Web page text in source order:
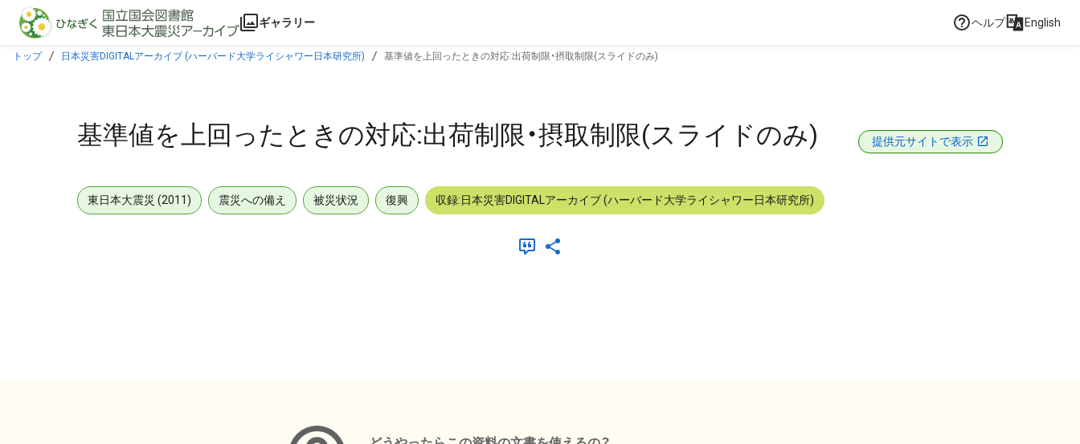
本文に飛ぶ
ギャラリー ヘルプ English
トップ 日本災害DIGITALアーカイブ (ハーバード大学ライシャワー日本研究所) 基準値を上回ったときの対応:出荷制限・摂取制限(スライドのみ)
基準値を上回ったときの対応:出荷制限・摂取制限(スライドのみ) 提供元サイトで表示
東日本大震災 (2011) 震災への備え 被災状況 復興 収録:日本災害DIGITALアーカイブ (ハーバード大学ライシャワー日本研究所)